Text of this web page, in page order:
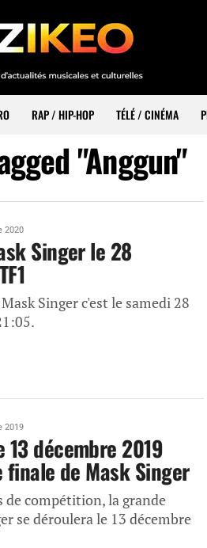
RAP / HIP-HOP TÉLÉ / CINÉMA
"Anggun"
2020
Singer le 28
Singer c'est le samedi 28
2019
13 décembre 2019
de Mask Singer
de compétition, la grande
se déroulera le 13 décembre